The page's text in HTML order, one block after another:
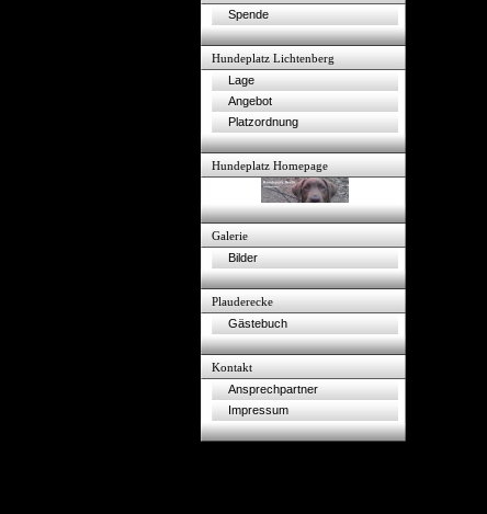
Spende
Hundeplatz Lichtenberg
Lage
Angebot
Platzordnung
Hundeplatz Homepage
Galerie
Bilder
Plauderecke
Gästebuch
Kontakt
Ansprechpartner
Impressum